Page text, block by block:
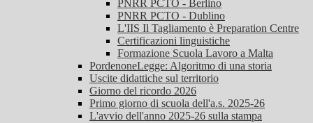
PNRR PCTO - Berlino
PNRR PCTO - Dublino
L'IIS Il Tagliamento è Preparation Centre
Certificazioni linguistiche
Formazione Scuola Lavoro a Malta
PordenoneLegge: Algoritmo di una storia
Uscite didattiche sul territorio
Giorno del ricordo 2026
Primo giorno di scuola dell'a.s. 2025-26
L'avvio dell'anno 2025-26 sulla stampa